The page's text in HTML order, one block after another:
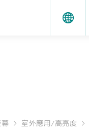
室外應用/高亮度